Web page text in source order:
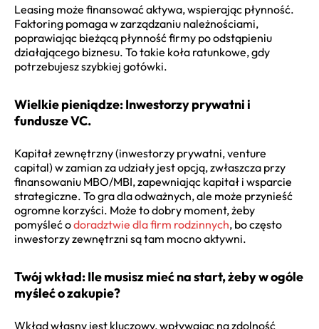
Leasing może finansować aktywa, wspierając płynność.
Faktoring pomaga w zarządzaniu należnościami,
poprawiając bieżącą płynność firmy po odstąpieniu
działającego biznesu. To takie koła ratunkowe, gdy
potrzebujesz szybkiej gotówki.
Wielkie pieniądze: Inwestorzy prywatni i
fundusze VC.
Kapitał zewnętrzny (inwestorzy prywatni, venture
capital) w zamian za udziały jest opcją, zwłaszcza przy
finansowaniu MBO/MBI, zapewniając kapitał i wsparcie
strategiczne. To gra dla odważnych, ale może przynieść
ogromne korzyści. Może to dobry moment, żeby
pomyśleć odoradztwie dla firm rodzinnych, bo często
inwestorzy zewnętrzni są tam mocno aktywni.
Twój wkład: Ile musisz mieć na start, żeby w ogóle
myśleć o zakupie?
Wkład własny jest kluczowy, wpływając na zdolność